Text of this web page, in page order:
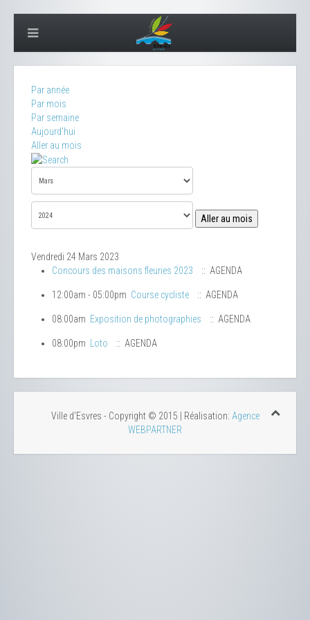
Par année
Par mois
Par semaine
Aujourd'hui
Aller au mois
Aller au mois
Vendredi 24 Mars 2023
Concours des maisons fleuries 2023
:: AGENDA
12:00am - 05:00pm Course cycliste :: AGENDA
08:00am Exposition de photographies :: AGENDA
08:00pm Loto :: AGENDA
Ville d'Esvres - Copyright © 2015 | Réalisation: Agence
WEBPARTNER